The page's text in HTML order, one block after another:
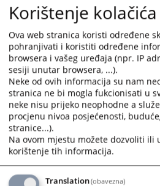
Korištenje
harmonizaciji
02.09.2025.
Nova Pravila
15.07.2025.
Korištenje kolačića
Ova web stranica koristi određene
pohranjivati i koristiti određene
browsera i vašeg uređaja (npr. IP
sesiji unutar browsera, ...).
Neke od ovih informacija su nam
stranica ne bi mogla fukcionisati u
neke nisu prijeko neophodne a
procjenu nivoa posjećenosti,
stranice...).
Na ovom mjestu možete dozvoliti ili
korištenje tih informacija.
Translation(obavezna)